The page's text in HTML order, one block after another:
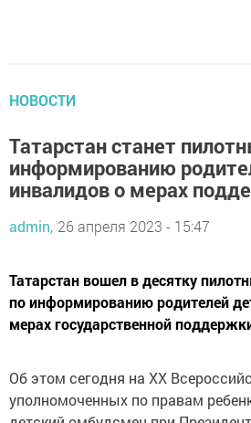
НОВОСТИ
Татарстан станет
информированию
инвалидов о мерах
admin, 26 апреля 2023 - 15:47
Татарстан вошел в десятку
по информированию родителей
мерах государственной
Об этом сегодня на ХХ
уполномоченных по правам